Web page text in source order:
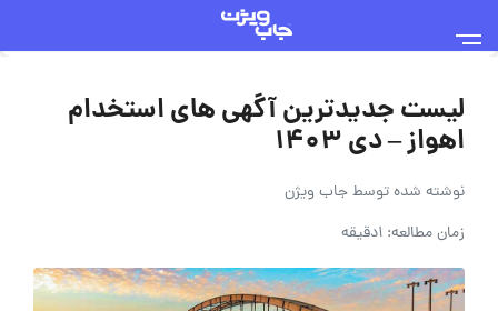
لیست جدیدترین آگهی های استخدام
اهواز – دی 1403
نوشته شده توسطجاب ویژن
زمان مطالعه: 1دقیقه